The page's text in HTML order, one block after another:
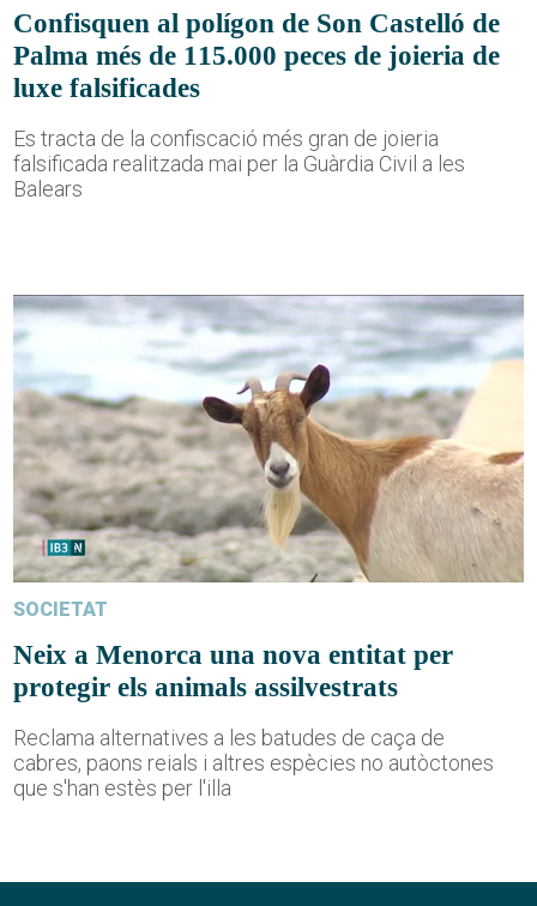
Confisquen al polígon de Son Castelló de
Palma més de 115.000 peces de joieria de
luxe falsificades
Es tracta de la confiscació més gran de joieria
falsificada realitzada mai per la Guàrdia Civil a les
Balears
SOCIETAT
Neix a Menorca una nova entitat per
protegir els animals assilvestrats
Reclama alternatives a les batudes de caça de
cabres, paons reials i altres espècies no autòctones
que s'han estès per l'illa